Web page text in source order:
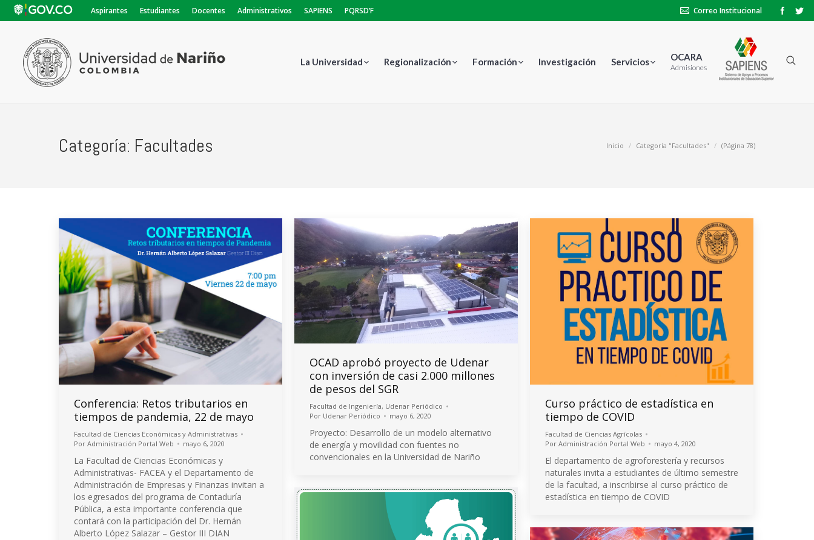
Aspirantes Estudiantes Docentes Administrativos SAPIENS PQRSD’F Correo Institucional
La Universidad Regionalización Formación Investigación Servicios OCARA
Admisiones
Categoría: Facultades Inicio Categoría "Facultades" (Página 78)
Conferencia: Retos tributarios en
tiempos de pandemia, 22 de mayo
Facultad de Ciencias Económicas y Administrativas
Por Administración Portal Web mayo 6, 2020
La Facultad de Ciencias Económicas y
Administrativas- FACEA y el Departamento de
Administración de Empresas y Finanzas invitan a
los egresados del programa de Contaduría
Pública, a esta importante conferencia que
contará con la participación del Dr. Hernán
Alberto López Salazar – Gestor III DIAN
OCAD aprobó proyecto de Udenar
con inversión de casi 2.000 millones
de pesos del SGR
Facultad de Ingeniería, Udenar Periódico
Por Udenar Periódico mayo 6, 2020
Proyecto: Desarrollo de un modelo alternativo
de energía y movilidad con fuentes no
convencionales en la Universidad de Nariño
Curso práctico de estadística en
tiempo de COVID
Facultad de Ciencias Agrícolas
Por Administración Portal Web mayo 4, 2020
El departamento de agroforestería y recursos
naturales invita a estudiantes de último semestre
de la facultad, a inscribirse al curso práctico de
estadística en tiempo de COVID